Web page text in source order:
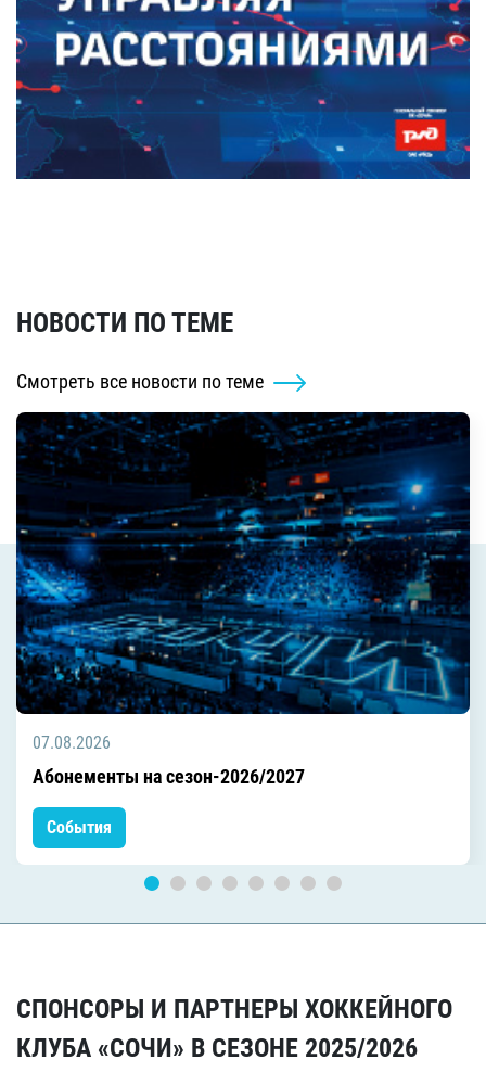
НОВОСТИ ПО ТЕМЕ
Смотреть все новости по теме
07.08.2026
Абонементы на сезон-2026/2027
События
СПОНСОРЫ И ПАРТНЕРЫ ХОККЕЙНОГО
КЛУБА «СОЧИ» В СЕЗОНЕ 2025/2026